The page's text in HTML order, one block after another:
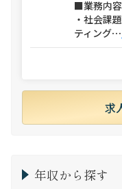
■業務内容
・社会課
ティング⋯
求
年収から探す